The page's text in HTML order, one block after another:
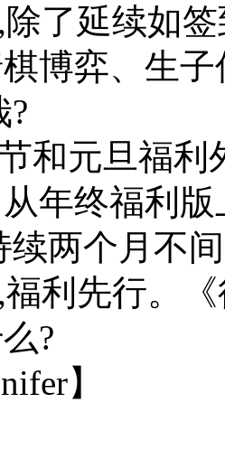
了延续如
博弈、生
?
和元旦福
年终福利
续两个月不
利先行。
?
】